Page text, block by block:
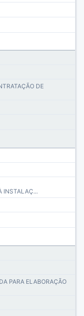
DE
INSTALAÇ...
PARA ELABORAÇÃO